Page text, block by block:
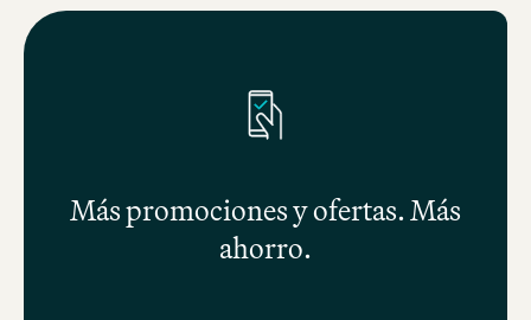
Más promociones y ofertas. Más
ahorro.